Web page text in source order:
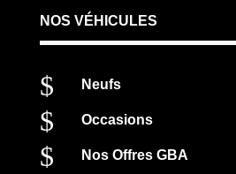
NOS VÉHICULES
$ Neufs
$ Occasions
$ Nos Offres GBA